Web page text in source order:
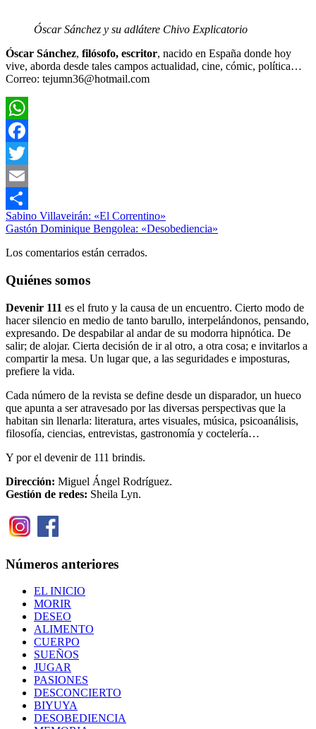
Óscar Sánchez y su adlátere Chivo Explicatorio
Óscar Sánchez, filósofo, escritor, nacido en España donde hoy
vive, aborda desde tales campos actualidad, cine, cómic, política…
Correo: tejumn36@hotmail.com
WhatsApp
Facebook
Twitter
Email
Compartir
Filosofía
Navegación
de
entradas
Entrada
anterior:
Sabino Villaveirán: «El Correntino»
Siguiente
Gastón Dominique Bengolea: «Desobediencia»
Los comentarios están cerrados.
Quiénes somos
Devenir 111 es el fruto y la causa de un encuentro. Cierto modo de
hacer silencio en medio de tanto barullo, interpelándonos, pensando,
expresando. De despabilar al andar de su modorra hipnótica. De
salir; de alojar. Cierta decisión de ir al otro, a otra cosa; e invitarlos a
compartir la mesa. Un lugar que, a las seguridades e imposturas,
prefiere la vida.
Cada número de la revista se define desde un disparador, un hueco
que apunta a ser atravesado por las diversas perspectivas que la
habitan sin llenarla: literatura, artes visuales, música, psicoanálisis,
filosofía, ciencias, entrevistas, gastronomía y coctelería…
Y por el devenir de 111 brindis.
Dirección: Miguel Ángel Rodríguez.
Gestión de redes: Sheila Lyn.
Números anteriores
EL INICIO
MORIR
DESEO
ALIMENTO
CUERPO
SUEÑOS
JUGAR
PASIONES
DESCONCIERTO
BIYUYA
DESOBEDIENCIA